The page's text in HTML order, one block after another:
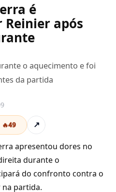
é
após
o aquecimento e foi
da partida
🔥49 ↗
apresentou dores no
durante o
do confronto contra o
na partida.